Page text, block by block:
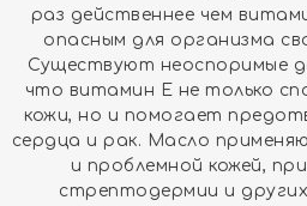
раз действеннее чем
опасным для организма
Существуют неоспоримые
что витамин Е не только
кожи, но и помогает
сердца и рак. Масло
и проблемной кожей,
стрептодермии и